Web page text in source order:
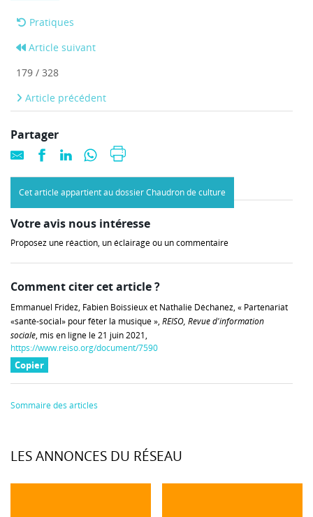
Pratiques
Article suivant
179 / 328
Article précédent
Partager
Cet article appartient au dossier Chaudron de culture
Votre avis nous intéresse
Proposez une réaction, un éclairage ou un commentaire
Comment citer cet article ?
Emmanuel Fridez, Fabien Boissieux et Nathalie Déchanez, « Partenariat
«santé-social» pour fêter la musique », REISO, Revue d'information
sociale, mis en ligne le 21 juin 2021,
https://www.reiso.org/document/7590
Copier
Sommaire des articles
LES ANNONCES DU RÉSEAU